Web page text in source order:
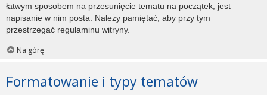
łatwym sposobem na przesunięcie tematu na początek, jest
napisanie w nim posta. Należy pamiętać, aby przy tym
przestrzegać regulaminu witryny.
Na górę
Formatowanie i typy tematów